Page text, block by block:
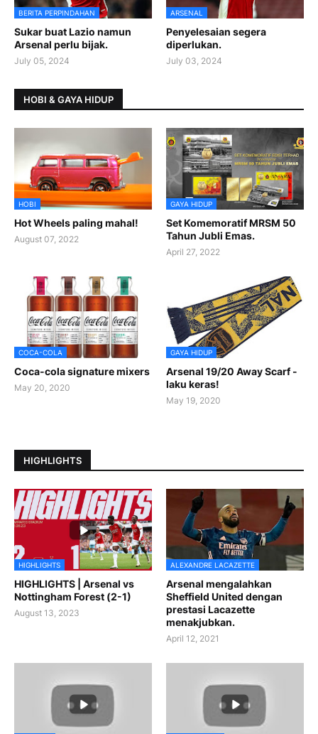
BERITA PERPINDAHAN
Sukar buat Lazio namun
Arsenal perlu bijak.
July 05, 2024
ARSENAL
Penyelesaian segera
diperlukan.
July 03, 2024
HOBI & GAYA HIDUP
HOBI
Hot Wheels paling mahal!
August 07, 2022
GAYA HIDUP
Set Komemoratif MRSM 50
Tahun Jubli Emas.
April 27, 2022
COCA-COLA
Coca-cola signature mixers
May 20, 2020
GAYA HIDUP
Arsenal 19/20 Away Scarf -
laku keras!
May 19, 2020
HIGHLIGHTS
HIGHLIGHTS
HIGHLIGHTS | Arsenal vs
Nottingham Forest (2-1)
August 13, 2023
ALEXANDRE LACAZETTE
Arsenal mengalahkan
Sheffield United dengan
prestasi Lacazette
menakjubkan.
April 12, 2021